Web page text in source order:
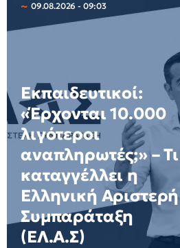
09.08.2026 - 09:03
Εκπαιδευτικοί:
«Έρχονται 10.000
λιγότεροι
αναπληρωτές;» – Τι
καταγγέλλει η
Ελληνική Αριστερή
Συμπαράταξη
(ΕΛ.Α.Σ)